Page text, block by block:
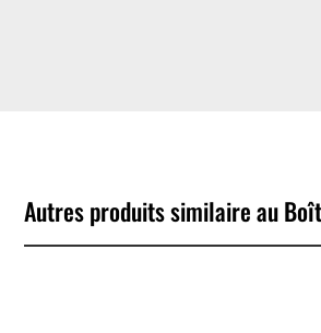
Autres produits similaire au